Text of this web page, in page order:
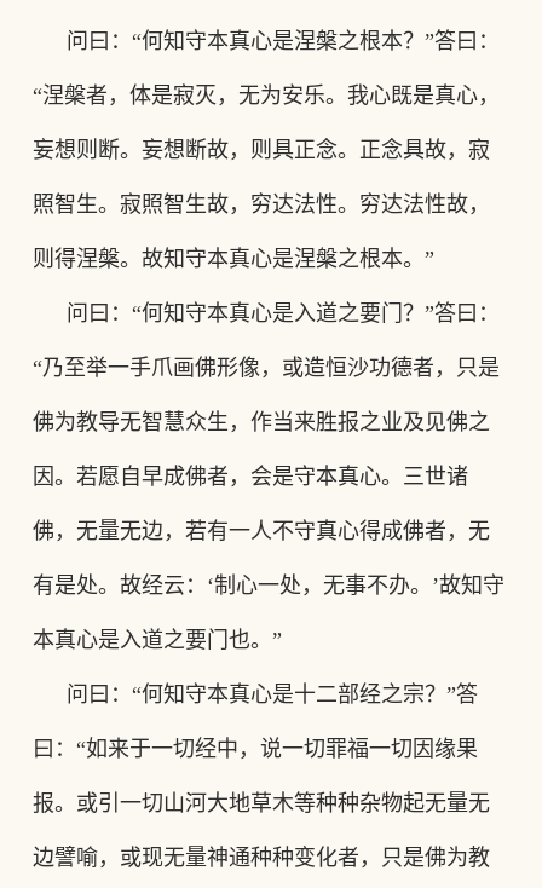
问曰 ： “何知守本真心是涅槃之根本？ ”答曰 ：
“涅槃者，体是寂灭，无为安乐。我心既是真心，
妄想则断。妄想断故，则具正念。正念具故，寂
照智生。寂照智生故，穷达法性。穷达法性故，
则得涅槃。故知守本真心是涅槃之根本。”
问曰 ： “何知守本真心是入道之要门 ？ ”答曰 ：
“乃至举一手爪画佛形像，或造恒沙功德者，只是
佛为教导无智慧众生，作当来胜报之业及见佛之
因。若愿自早成佛者，会是守本真心。三世诸
佛，无量无边，若有一人不守真心得成佛者，无
有是处。故经云 ： ‘制心一处，无事不办。’故知守
本真心是入道之要门也。 ”
问曰 ： “何知守本真心是十二部经之宗？ ”答
曰 ： “如来于一切经中，说一切罪福一切因缘果
报。或引一切山河大地草木等种种杂物起无量无
边譬喻，或现无量神通种种变化者，只是佛为教